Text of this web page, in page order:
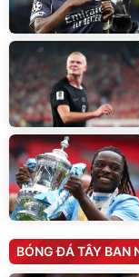
BÓNG ĐÁ TÂY BAN